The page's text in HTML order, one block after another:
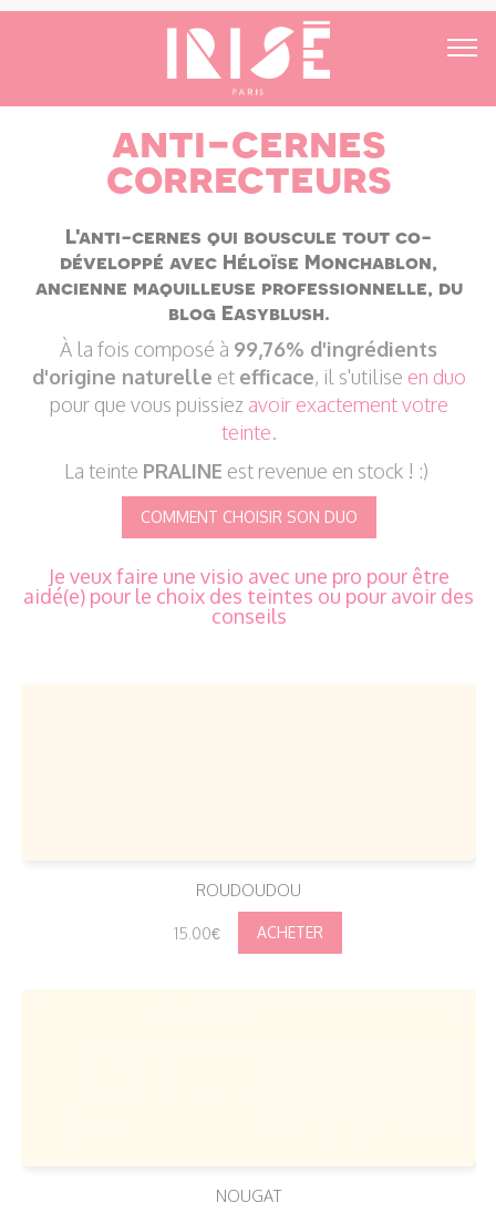
anti-cernes
correcteurs
L'anti-cernes qui bouscule tout co-
développé avec Héloïse Monchablon,
ancienne maquilleuse professionnelle, du
blog Easyblush.
À la fois composé à 99,76% d'ingrédients
d'origine naturelle et efficace, il s'utilise en duo
pour que vous puissiez avoir exactement votre
teinte.
La teinte PRALINE est revenue en stock ! :)
COMMENT CHOISIR SON DUO
Je veux faire une visio avec une pro pour être
aidé(e) pour le choix des teintes ou pour avoir des
conseils
ROUDOUDOU
15.00€
NOUGAT